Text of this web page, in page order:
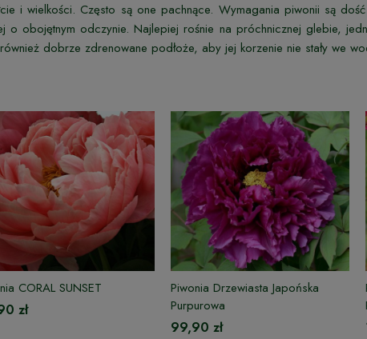
i wielkości. Często są one pachnące. Wymagania piwonii są
o obojętnym odczynie. Najlepiej rośnie na próchnicznej glebie,
dobrze zdrenowane podłoże, aby jej korzenie nie stały we
CORAL SUNSET
zł
Piwonia Drzewiasta Japońska
Purpurowa
99,90 zł